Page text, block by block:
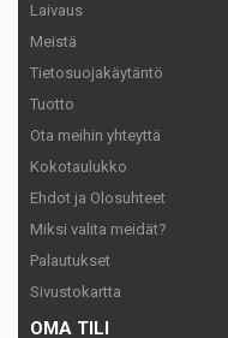
Laivaus
Meistä
Tietosuojakäytäntö
Tuotto
Ota meihin yhteyttä
Kokotaulukko
Ehdot ja Olosuhteet
Miksi valita meidät?
Palautukset
Sivustokartta
OMA TILI